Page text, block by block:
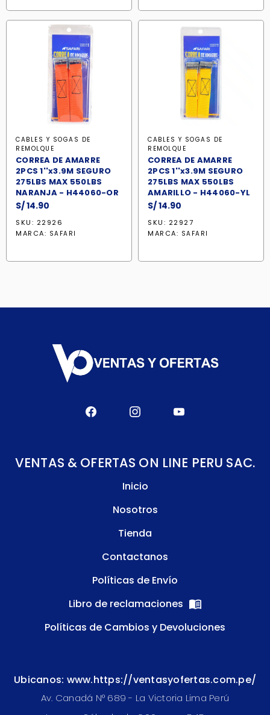
CABLES Y SOGAS DE
REMOLQUE
CORREA DE AMARRE
2PCS 1''x3.9M SEGURO
275LBS MAX 550LBS
NARANJA - H44060-OR
S/14.90
SKU: 22926
MARCA: SAFARI
CABLES Y SOGAS DE
REMOLQUE
CORREA DE AMARRE
2PCS 1''x3.9M SEGURO
275LBS MAX 550LBS
AMARILLO - H44060-YL
S/14.90
SKU: 22927
MARCA: SAFARI
VENTAS & OFERTAS ON LINE PERU SAC.
Inicio
Nosotros
Tienda
Contactanos
Políticas de Envío
Libro de reclamaciones
Políticas de Cambios y Devoluciones
Ubicanos: www.https://ventasyofertas.com.pe/
Av. Canadá N° 689 - La Victoria Lima Perú